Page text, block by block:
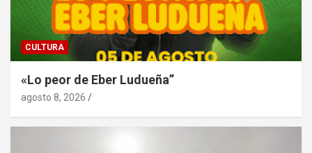
CULTURA
«Lo peor de Eber Ludueña”
agosto 8, 2026